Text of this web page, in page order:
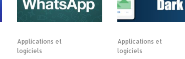
Applications et
logiciels
Applications et
logiciels